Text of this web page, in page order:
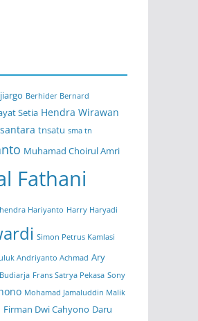
Berhider Bernard
Setia Hendra Wirawan
tnsatu sma tn
Muhamad Choirul Amri
Fathani
Hariyanto Harry Haryadi
Simon Petrus Kamlasi
Andriyanto Achmad Ary
Frans Satrya Pekasa Sony
Mohamad Jamaluddin Malik
Firman Dwi Cahyono Daru